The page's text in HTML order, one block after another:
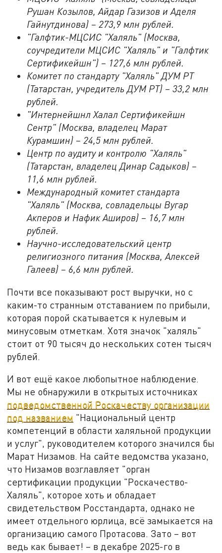
Рушан Козылов, Айдар Газизов и Аделя
Гайнутдинова) – 273,9 млн рублей.
"Галфтик-МЦСИС "Халяль" (Москва,
соучредители МЦСИС "Халяль" и "Галфтик
Сертификейшн") – 127,6 млн рублей.
Комитет по стандарту "Халяль" ДУМ РТ
(Татарстан, учредитель ДУМ РТ) – 33,2 млн
рублей.
"Интернейшнл Халал Сертификейшн
Сентр" (Москва, владелец Марат
Курамшин) – 24,5 млн рублей.
Центр по аудиту и контролю "Халяль"
(Татарстан, владелец Динар Садыков) –
11,6 млн рублей.
Международный комитет стандарта
"Халяль" (Москва, совладельцы Вугар
Акперов и Нафик Аширов) – 16,7 млн
рублей.
Научно-исследовательский центр
религиозного питания (Москва, Алексей
Галеев) – 6,6 млн рублей.
Почти все показывают рост выручки, но с
каким-то странным отставанием по прибыли,
которая порой скатывается к нулевым и
минусовым отметкам. Хотя значок "халяль"
стоит от 90 тысяч до нескольких сотен тысяч
рублей.
И вот ещё какое любопытное наблюдение.
Мы не обнаружили в открытых источниках
подведомственной Роскачеству организации
под названием "Национальный центр
компетенций в области халяльной продукции
и услуг", руководителем которого значился бы
Марат Низамов. На сайте ведомства указано,
что Низамов возглавляет "орган
сертификации продукции "Роскачество-
Халяль", которое хоть и обладает
свидетельством Росстандарта, однако не
имеет отдельного юрлица, всё замыкается на
организацию самого Протасова. Зато – вот
ведь как бывает! – в декабре 2025-го в